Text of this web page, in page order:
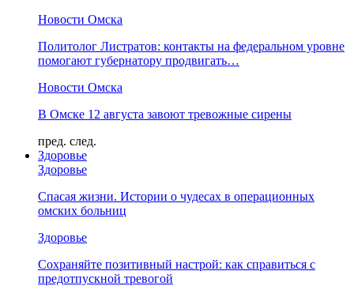
Новости Омска
Политолог Листратов: контакты на федеральном уровне
помогают губернатору продвигать…
Новости Омска
В Омске 12 августа завоют тревожные сирены
пред. след.
Здоровье
Здоровье
Спасая жизни. Истории о чудесах в операционных
омских больниц
Здоровье
Сохраняйте позитивный настрой: как справиться с
предотпускной тревогой